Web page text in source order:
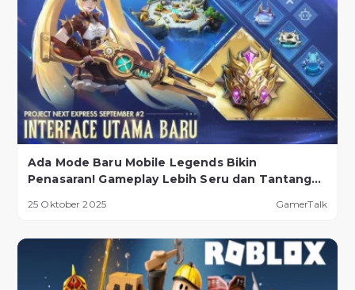
Ada Mode Baru Mobile Legends Bikin
Penasaran! Gameplay Lebih Seru dan Tantangan
25 Oktober 2025 GamerTalk